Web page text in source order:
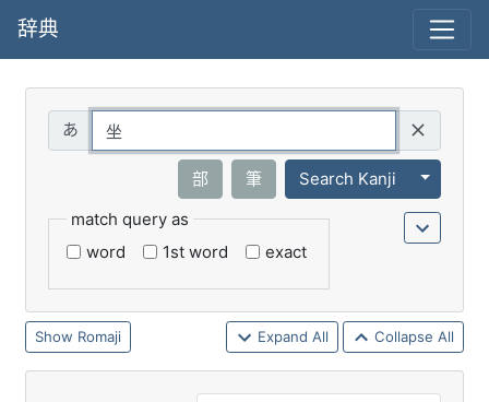
辞典
部 筆 Search Kanji
Toggle
match query as
word
1st word exact
Romaji Expand All Collapse All